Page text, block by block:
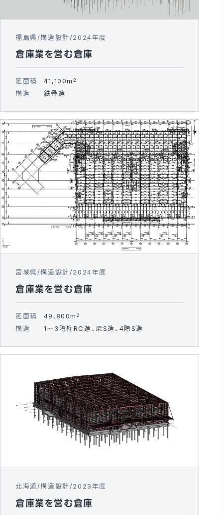
福島県 構造設計 2024年度
倉庫業を営む倉庫
延面積 41,100m 2
構造 鉄骨造
宮城県 構造設計 2024年度
倉庫業を営む倉庫
延面積 49,800m 2
構造 1～3階柱RC造、梁S造、4階S造
北海道 構造設計 2023年度
倉庫業を営む倉庫